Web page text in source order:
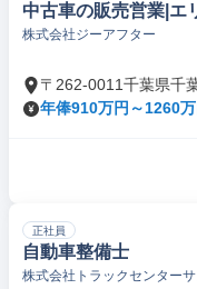
中古車の販売営業|エ
株式会社ジーアフター
〒262-0011千葉県千
年俸910万円～1260万
正社員
自動車整備士
株式会社トラックセンター